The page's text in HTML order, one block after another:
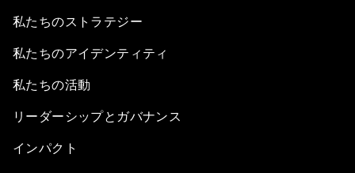
私たちのストラテジー
私たちのアイデンティティ
私たちの活動
リーダーシップとガバナンス
インパクト